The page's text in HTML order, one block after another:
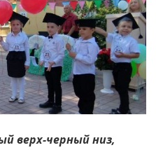
дорога
в
детство
верх-черный низ,